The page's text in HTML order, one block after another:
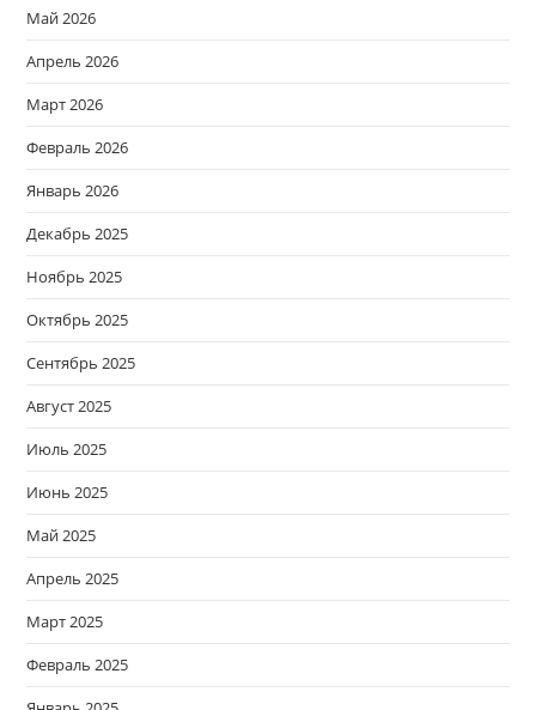
Май 2026
Апрель 2026
Март 2026
Февраль 2026
Январь 2026
Декабрь 2025
Ноябрь 2025
Октябрь 2025
Сентябрь 2025
Август 2025
Июль 2025
Июнь 2025
Май 2025
Апрель 2025
Март 2025
Февраль 2025